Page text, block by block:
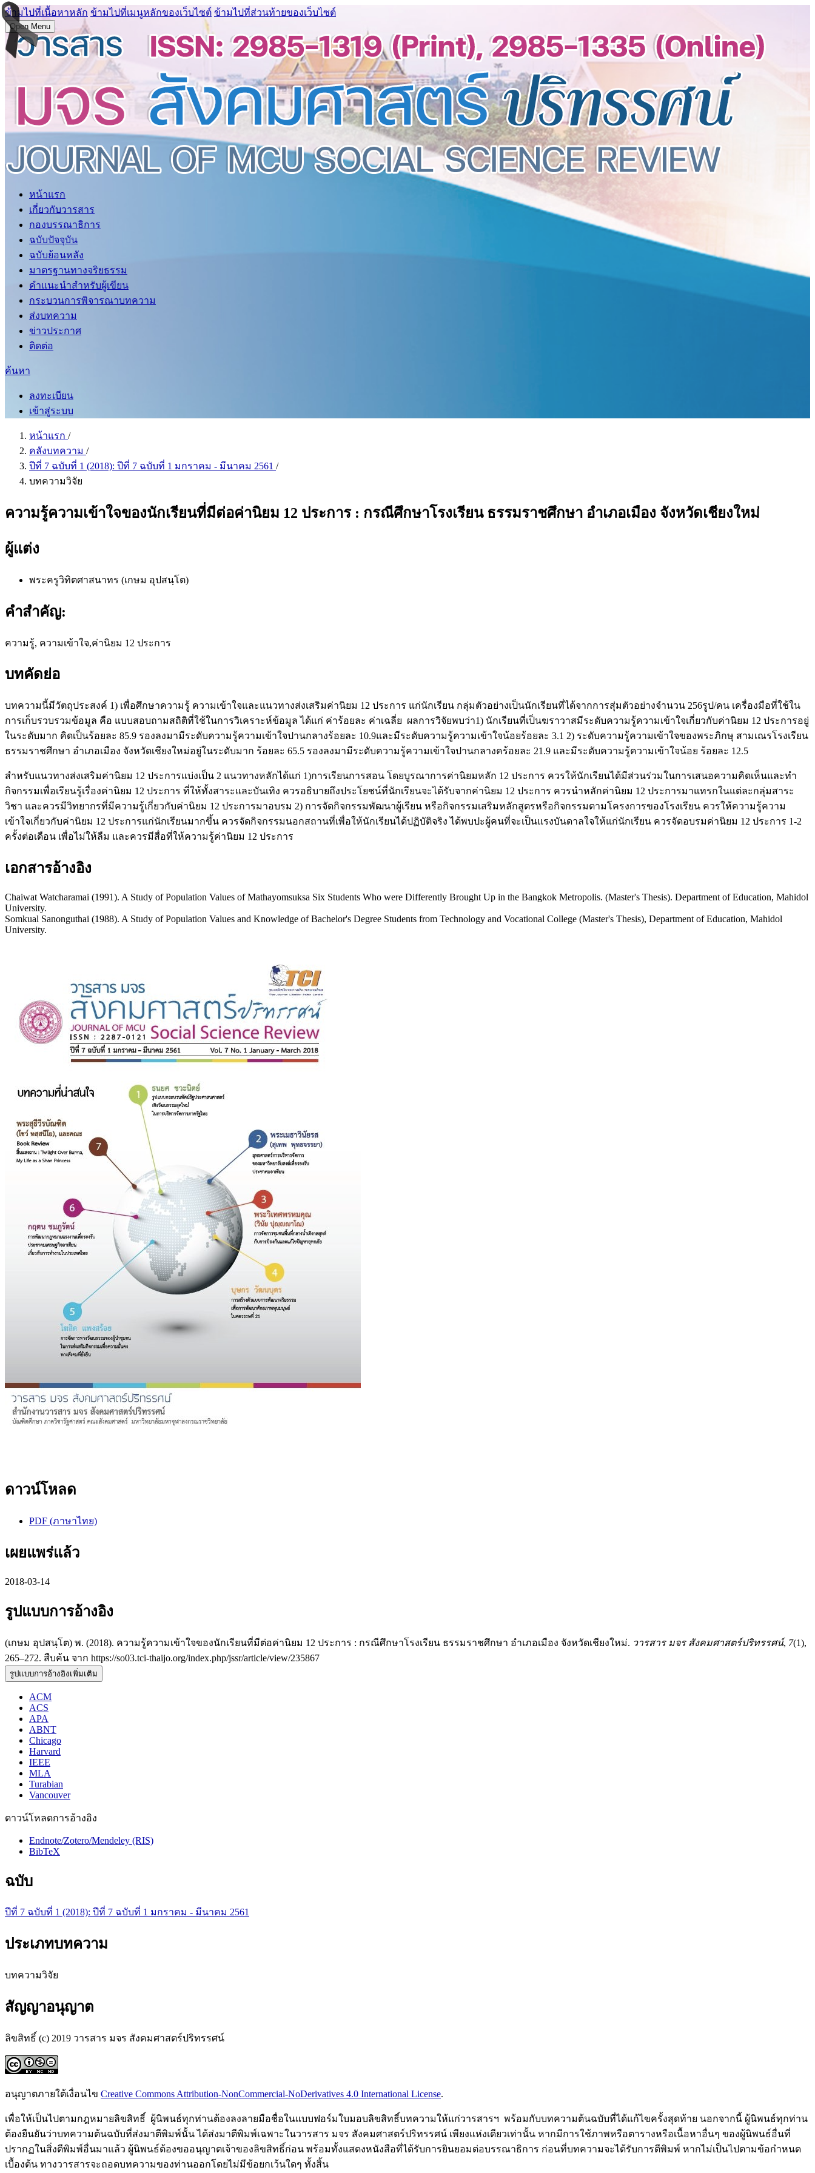
ข้ามไปที่เนื้อหาหลัก ข้ามไปที่เมนูหลักของเว็บไซต์ ข้ามไปที่ส่วนท้ายของเว็บไซต์
Open Menu
หน้าแรก
เกี่ยวกับวารสาร
กองบรรณาธิการ
ฉบับปัจจุบัน
ฉบับย้อนหลัง
มาตรฐานทางจริยธรรม
คำแนะนำสำหรับผู้เขียน
กระบวนการพิจารณาบทความ
ส่งบทความ
ข่าวประกาศ
ติดต่อ
ค้นหา
ลงทะเบียน
เข้าสู่ระบบ
หน้าแรก /
คลังบทความ /
ปีที่ 7 ฉบับที่ 1 (2018): ปีที่ 7 ฉบับที่ 1 มกราคม - มีนาคม 2561 /
บทความวิจัย
ความรู้ความเข้าใจของนักเรียนที่มีต่อค่านิยม 12 ประการ : กรณีศึกษาโรงเรียน ธรรมราชศึกษา อำเภอเมือง จังหวัดเชียงใหม่
ผู้แต่ง
พระครูวิทิตศาสนาทร (เกษม อุปสนฺโต)
คำสำคัญ:
ความรู้, ความเข้าใจ,ค่านิยม 12 ประการ
บทคัดย่อ
บทความนี้มีวัตถุประสงค์ 1) เพื่อศึกษาความรู้ ความเข้าใจและแนวทางส่งเสริมค่านิยม 12 ประการ แก่นักเรียน กลุ่มตัวอย่างเป็นนักเรียนที่ได้จากการสุ่มตัวอย่างจำนวน 256รูป/คน เครื่องมือที่ใช้ใน
การเก็บรวบรวมข้อมูล คือ แบบสอบถามสถิติที่ใช้ในการวิเคราะห์ข้อมูล ได้แก่ ค่าร้อยละ ค่าเฉลี่ย ผลการวิจัยพบว่า1) นักเรียนที่เป็นฆราวาสมีระดับความรู้ความเข้าใจเกี่ยวกับค่านิยม 12 ประการอยู่
ในระดับมาก คิดเป็นร้อยละ 85.9 รองลงมามีระดับความรู้ความเข้าใจปานกลางร้อยละ 10.9และมีระดับความรู้ความเข้าใจน้อยร้อยละ 3.1 2) ระดับความรู้ความเข้าใจของพระภิกษุ สามเณรโรงเรียน
ธรรมราชศึกษา อำเภอเมือง จังหวัดเชียงใหม่อยู่ในระดับมาก ร้อยละ 65.5 รองลงมามีระดับความรู้ความเข้าใจปานกลางคร้อยละ 21.9 และมีระดับความรู้ความเข้าใจน้อย ร้อยละ 12.5
สำหรับแนวทางส่งเสริมค่านิยม 12 ประการแบ่งเป็น 2 แนวทางหลักได้แก่ 1)การเรียนการสอน โดยบูรณาการค่านิยมหลัก 12 ประการ ควรให้นักเรียนได้มีส่วนร่วมในการเสนอความคิดเห็นและทำ
กิจกรรมเพื่อเรียนรู้เรื่องค่านิยม 12 ประการ ที่ให้ทั้งสาระและบันเทิง ควรอธิบายถึงประโยชน์ที่นักเรียนจะได้รับจากค่านิยม 12 ประการ ควรนำหลักค่านิยม 12 ประการมาแทรกในแต่ละกลุ่มสาระ
วิชา และควรมีวิทยากรที่มีความรู้เกี่ยวกับค่านิยม 12 ประการมาอบรม 2) การจัดกิจกรรมพัฒนาผู้เรียน หรือกิจกรรมเสริมหลักสูตรหรือกิจกรรมตามโครงการของโรงเรียน ควรให้ความรู้ความ
เข้าใจเกี่ยวกับค่านิยม 12 ประการแก่นักเรียนมากขึ้น ควรจัดกิจกรรมนอกสถานที่เพื่อให้นักเรียนได้ปฏิบัติจริง ได้พบปะผู้คนที่จะเป็นแรงบันดาลใจให้แก่นักเรียน ควรจัดอบรมค่านิยม 12 ประการ 1-2
ครั้งต่อเดือน เพื่อไม่ให้ลืม และควรมีสื่อที่ให้ความรู้ค่านิยม 12 ประการ
เอกสารอ้างอิง
Chaiwat Watcharamai (1991). A Study of Population Values of Mathayomsuksa Six Students Who were Differently Brought Up in the Bangkok Metropolis. (Master's Thesis). Department of Education, Mahidol
University.
Somkual Sanonguthai (1988). A Study of Population Values and Knowledge of Bachelor's Degree Students from Technology and Vocational College (Master's Thesis), Department of Education, Mahidol
University.
ดาวน์โหลด
PDF (ภาษาไทย)
เผยแพร่แล้ว
2018-03-14
รูปแบบการอ้างอิง
(เกษม อุปสนฺโต) พ. (2018). ความรู้ความเข้าใจของนักเรียนที่มีต่อค่านิยม 12 ประการ : กรณีศึกษาโรงเรียน ธรรมราชศึกษา อำเภอเมือง จังหวัดเชียงใหม่. วารสาร มจร สังคมศาสตร์ปริทรรศน์, 7(1),
265–272. สืบค้น จาก https://so03.tci-thaijo.org/index.php/jssr/article/view/235867
รูปแบบการอ้างอิงเพิ่มเติม
ACM
ACS
APA
ABNT
Chicago
Harvard
IEEE
MLA
Turabian
Vancouver
ดาวน์โหลดการอ้างอิง
Endnote/Zotero/Mendeley (RIS)
BibTeX
ฉบับ
ปีที่ 7 ฉบับที่ 1 (2018): ปีที่ 7 ฉบับที่ 1 มกราคม - มีนาคม 2561
ประเภทบทความ
บทความวิจัย
สัญญาอนุญาต
ลิขสิทธิ์ (c) 2019 วารสาร มจร สังคมศาสตร์ปริทรรศน์
อนุญาตภายใต้เงื่อนไข Creative Commons Attribution-NonCommercial-NoDerivatives 4.0 International License.
เพื่อให้เป็นไปตามกฎหมายลิขสิทธิ์ ผู้นิพนธ์ทุกท่านต้องลงลายมือชื่อในแบบฟอร์มใบมอบลิขสิทธิ์บทความให้แก่วารสารฯ พร้อมกับบทความต้นฉบับที่ได้แก้ไขครั้งสุดท้าย นอกจากนี้ ผู้นิพนธ์ทุกท่าน
ต้องยืนยันว่าบทความต้นฉบับที่ส่งมาตีพิมพ์นั้น ได้ส่งมาตีพิมพ์เฉพาะในวารสาร มจร สังคมศาสตร์ปริทรรศน์ เพียงแห่งเดียวเท่านั้น หากมีการใช้ภาพหรือตารางหรือเนื้อหาอื่นๆ ของผู้นิพนธ์อื่นที่
ปรากฏในสิ่งตีพิมพ์อื่นมาแล้ว ผู้นิพนธ์ต้องขออนุญาตเจ้าของลิขสิทธิ์ก่อน พร้อมทั้งแสดงหนังสือที่ได้รับการยินยอมต่อบรรณาธิการ ก่อนที่บทความจะได้รับการตีพิมพ์ หากไม่เป็นไปตามข้อกำหนด
เบื้องต้น ทางวารสารจะถอดบทความของท่านออกโดยไม่มีข้อยกเว้นใดๆ ทั้งสิ้น